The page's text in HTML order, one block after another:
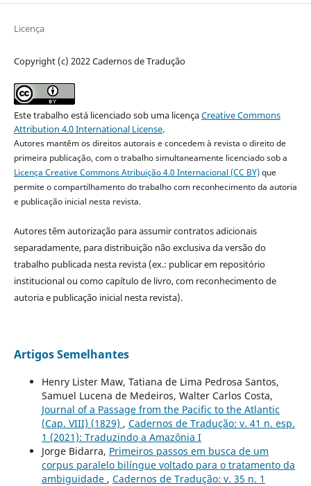
Licença
Copyright (c) 2022 Cadernos de Tradução
Este trabalho está licenciado sob uma licençaCreative Commons
Attribution 4.0 International License.
Autores mantêm os direitos autorais e concedem à revista o direito de
primeira publicação, com o trabalho simultaneamente licenciado sob a
Licença Creative Commons Atribuição 4.0 Internacional (CC BY)que
permite o compartilhamento do trabalho com reconhecimento da autoria
e publicação inicial nesta revista.
Autores têm autorização para assumir contratos adicionais
separadamente, para distribuição não exclusiva da versão do
trabalho publicada nesta revista (ex.: publicar em repositório
institucional ou como capítulo de livro, com reconhecimento de
autoria e publicação inicial nesta revista).
Artigos Semelhantes
Henry Lister Maw, Tatiana de Lima Pedrosa Santos,
Samuel Lucena de Medeiros, Walter Carlos Costa,
Journal of a Passage from the Pacific to the Atlantic
(Cap. VIII) (1829) , Cadernos de Tradução: v. 41 n. esp.
1 (2021): Traduzindo a Amazônia I
Jorge Bidarra, Primeiros passos em busca de um
corpus paralelo bilíngue voltado para o tratamento da
ambiguidade , Cadernos de Tradução: v. 35 n. 1